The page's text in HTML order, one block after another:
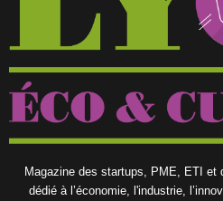
Magazine des startups, PME, ETI et
dédié à l’économie, l'industrie,